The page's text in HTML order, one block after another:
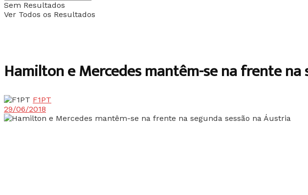
Sem Resultados
Ver Todos os Resultados
Hamilton e Mercedes mantêm-se na frente na
F1PT
29/06/2018